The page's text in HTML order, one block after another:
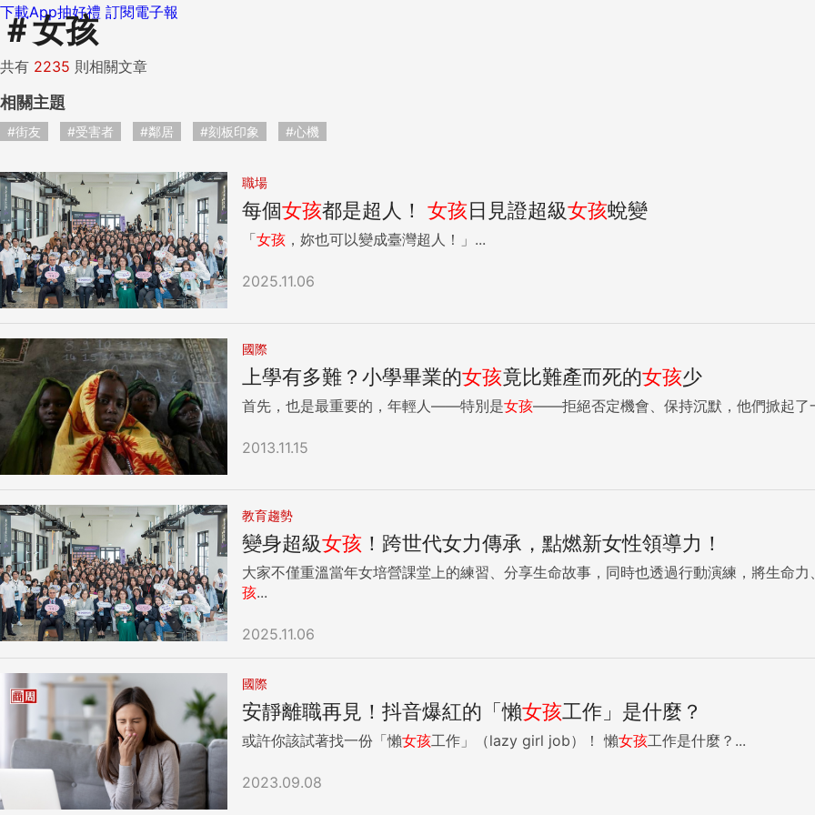
下載App抽好禮 訂閱電子報
＃女孩
共有 2235 則相關文章
相關主題
#街友 #受害者 #鄰居 #刻板印象 #心機
職場
每個女孩都是超人！ 女孩日見證超級女孩蛻變
「女孩 ，妳也可以變成臺灣超人！」...
2025.11.06
國際
上學有多難？小學畢業的女孩竟比難產而死的女孩少
首先，也是最重要的，年輕人——特別是女孩——拒絕否定機會、保持沉默，他們掀起了
2013.11.15
教育趨勢
變身超級女孩 ！跨世代女力傳承，點燃新女性領導力！
大家不僅重溫當年女培營課堂上的練習、分享生命故事，同時也透過行動演練，將生命
孩...
2025.11.06
國際
安靜離職再見！抖音爆紅的「懶女孩工作」是什麼？
或許你該試著找一份「懶女孩 工作」（lazy girl job）！ 懶女孩工作是什麼？...
2023.09.08